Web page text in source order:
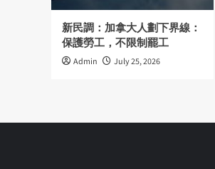
新民調：加拿大人劃下界線：
保護勞工，不限制罷工
Admin July 25, 2026